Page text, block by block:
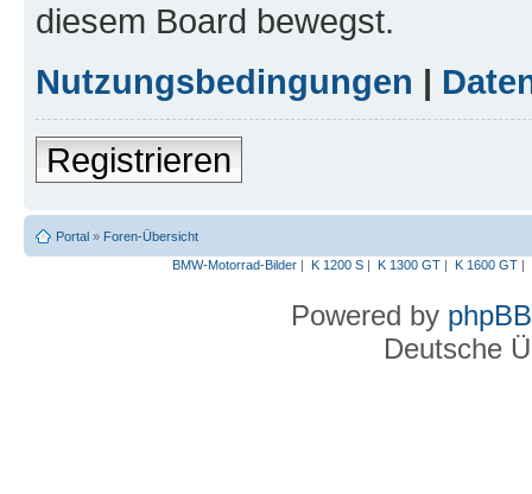
diesem Board bewegst.
Nutzungsbedingungen |
Registrieren
Portal » Foren-Übersicht
BMW-Motorrad-Bilder| K 1200 S| K 1300 GT| K 1600 GT|
Powered by phpBB
Deutsche